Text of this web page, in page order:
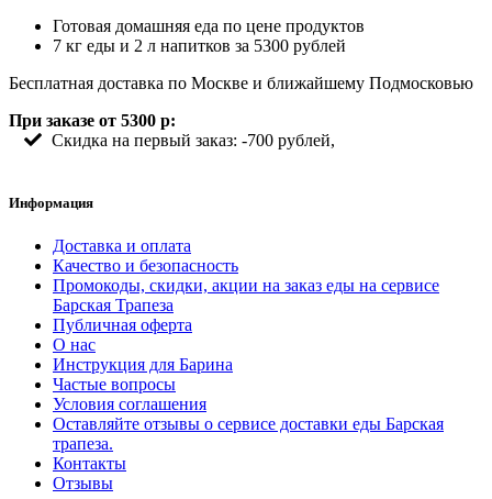
Готовая домашняя еда по цене продуктов
7 кг еды и 2 л напитков за 5300 рублей
Бесплатная доставка по Москве и ближайшему Подмосковью
При заказе от 5300 р:
Скидка на первый заказ: -700 рублей,
Информация
Доставка и оплата
Качество и безопасность
Промокоды, скидки, акции на заказ еды на сервисе
Барская Трапеза
Публичная оферта
О нас
Инструкция для Барина
Частые вопросы
Условия соглашения
Оставляйте отзывы о сервисе доставки еды Барская
трапеза.
Контакты
Отзывы